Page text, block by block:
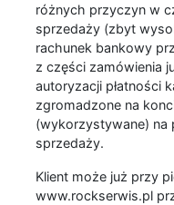
różnych przyczyn w
sprzedaży (zbyt
rachunek bankowy
z części zamówienia
autoryzacji płatności
zgromadzone na
(wykorzystywane) na
sprzedaży.
Klient może już przy
www.rockserwis.pl